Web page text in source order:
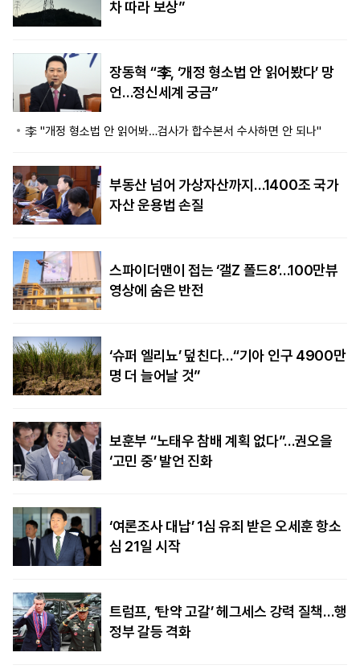
차 따라 보상”
장동혁 “李, ‘개정 형소법 안 읽어봤다’ 망
언…정신세계 궁금”
李 "개정 형소법 안 읽어봐…검사가 합수본서 수사하면 안 되나"
부동산 넘어 가상자산까지…1400조 국가
자산 운용법 손질
스파이더맨이 접는 ‘갤Z 폴드8’…100만뷰
영상에 숨은 반전
‘슈퍼 엘리뇨’ 덮친다…“기아 인구 4900만
명 더 늘어날 것”
보훈부 “노태우 참배 계획 없다”…권오을
‘고민 중’ 발언 진화
‘여론조사 대납’ 1심 유죄 받은 오세훈 항소
심 21일 시작
트럼프, ‘탄약 고갈’ 헤그세스 강력 질책…행
정부 갈등 격화